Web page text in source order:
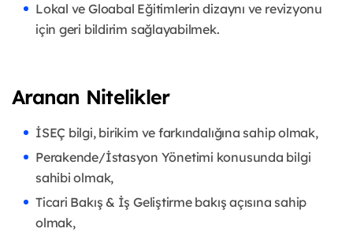
Lokal ve Gloabal Eğitimlerin dizaynı ve revizyonu
için geri bildirim sağlayabilmek.
Aranan Nitelikler
İSEÇ bilgi, birikim ve farkındalığına sahip olmak,
Perakende/İstasyon Yönetimi konusunda bilgi
sahibi olmak,
Ticari Bakış & İş Geliştirme bakış açısına sahip
olmak,